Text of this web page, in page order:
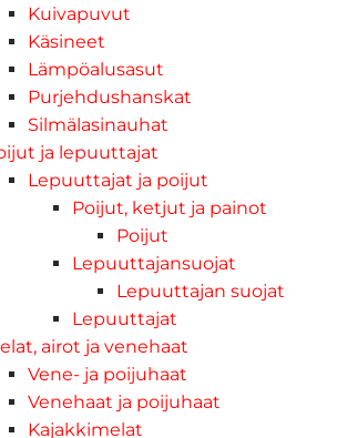
Kuivapuvut
Käsineet
Lämpöalusasut
Purjehdushanskat
Silmälasinauhat
ja lepuuttajat
Lepuuttajat ja poijut
Poijut, ketjut ja painot
Poijut
Lepuuttajansuojat
Lepuuttajan suojat
Lepuuttajat
airot ja venehaat
Vene- ja poijuhaat
Venehaat ja poijuhaat
Kajakkimelat